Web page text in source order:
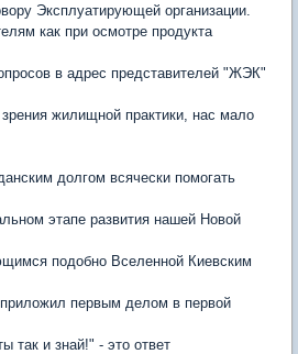
Эксплуатирующей организации.
как при осмотре продукта
в адрес представителей "ЖЭК"
жилищной практики, нас мало
долгом всячески помогать
этапе развития нашей Новой
подобно Вселенной Киевским
первым делом в первой
так и знай!" - это ответ